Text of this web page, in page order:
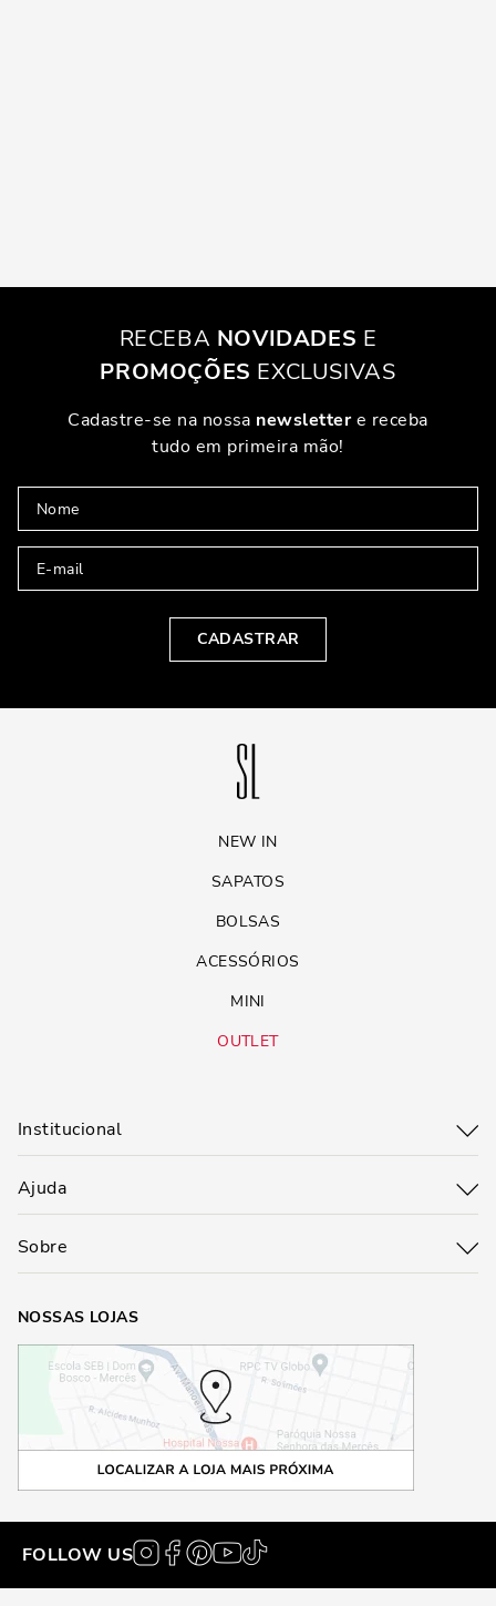
RECEBA NOVIDADES E
PROMOÇÕES EXCLUSIVAS
Cadastre-se na nossa newslettere receba
tudo em primeira mão!
CADASTRAR
NEW IN
SAPATOS
BOLSAS
ACESSÓRIOS
MINI
OUTLET
Institucional
Ajuda
Sobre
NOSSAS LOJAS
FOLLOW US